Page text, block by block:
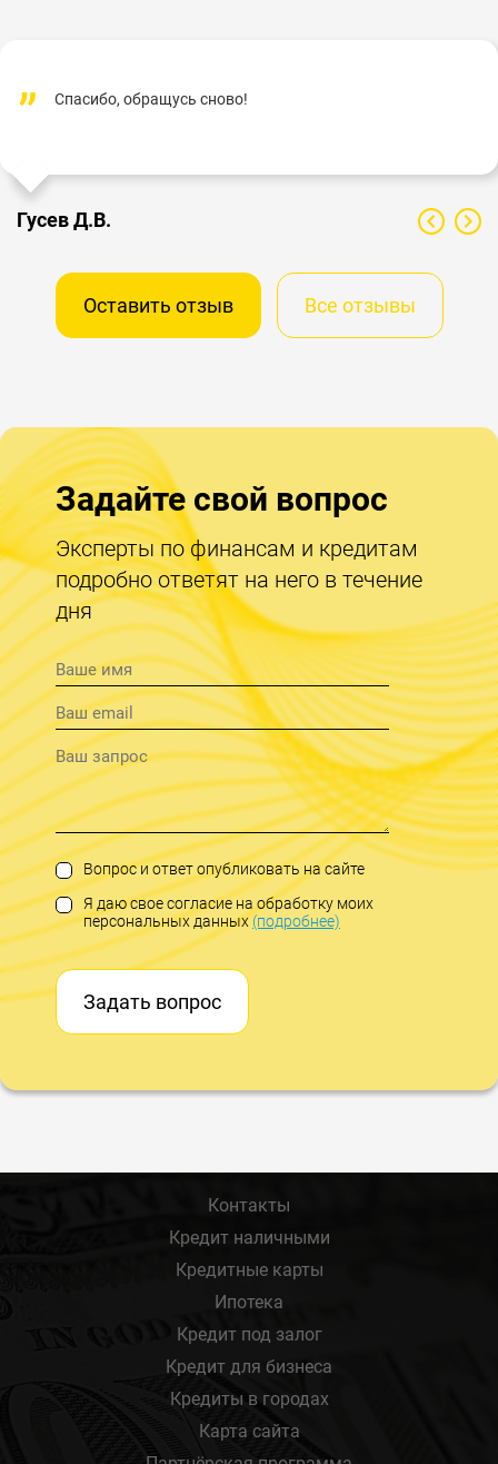
Спасибо, обращусь сново!
Гусев Д.В.
Оставить отзыв Все отзывы
Задайте свой вопрос
Эксперты по финансам и кредитам
подробно ответят на него в течение
дня
Вопрос и ответ опубликовать на сайте
Я даю свое согласие на обработку моих
персональных данных(подробнее)
Задать вопрос
Контакты
Кредит наличными
Кредитные карты
Ипотека
Кредит под залог
Кредит для бизнеса
Кредиты в городах
Карта сайта